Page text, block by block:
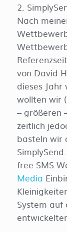
2.
Nach
von David
dieses
wollten wir
– größeren
zeitlich
basteln wir
free SMS
Media
System auf